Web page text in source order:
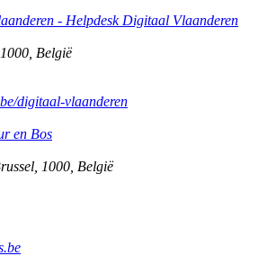
- Helpdesk Digitaal Vlaanderen
1000 België
digitaal-vlaanderen
en Bos
1000 België